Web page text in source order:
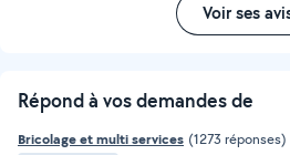
Voir ses
Répond à vos demandes de
Bricolage et multi services (1273 réponses)